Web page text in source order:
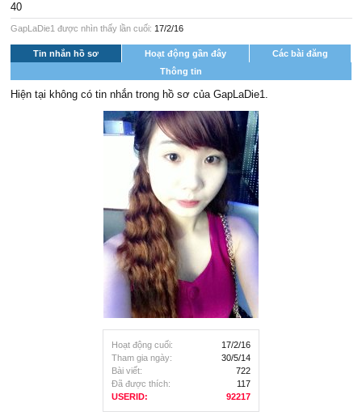
Hoạt động cuối:
17/2/16
Tham gia ngày:
30/5/14
Bài viết:
722
Đã được thích:
117
USERID:
92217
40
GapLaDie1 được nhìn thấy lần cuối: 17/2/16
Tin nhắn hồ sơ Hoạt động gần đây
Các bài đăng
Thông tin
Hiện tại không có tin nhắn trong hồ sơ của GapLaDie1.